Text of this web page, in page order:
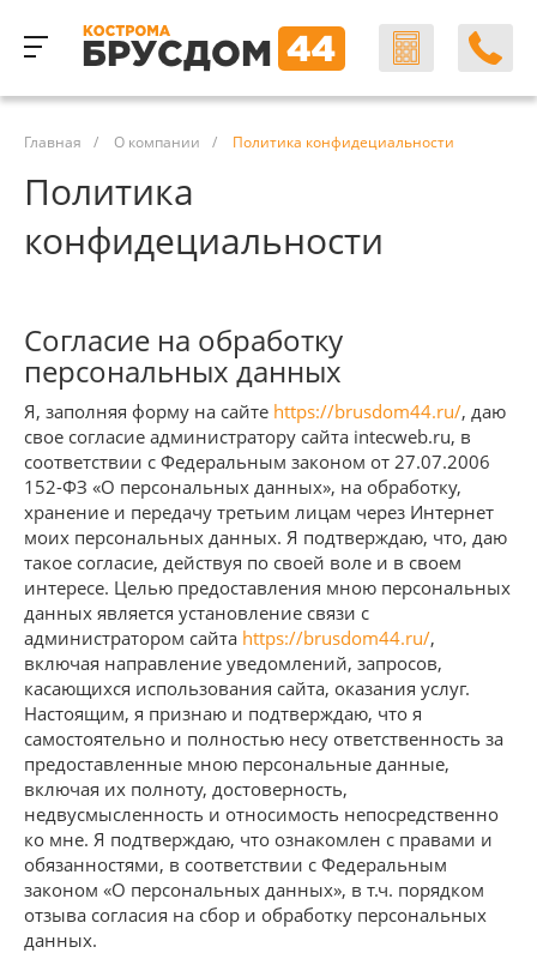
Главная / О компании / Политика конфидециальности
Политика
конфидециальности
Согласие на обработку
персональных данных
Я, заполняя форму на сайте https://brusdom44.ru/, даю
свое согласие администратору сайта intecweb.ru, в
соответствии с Федеральным законом от 27.07.2006
152-ФЗ «О персональных данных», на обработку,
хранение и передачу третьим лицам через Интернет
моих персональных данных. Я подтверждаю, что, даю
такое согласие, действуя по своей воле и в своем
интересе. Целью предоставления мною персональных
данных является установление связи с
администратором сайта https://brusdom44.ru/,
включая направление уведомлений, запросов,
касающихся использования сайта, оказания услуг.
Настоящим, я признаю и подтверждаю, что я
самостоятельно и полностью несу ответственность за
предоставленные мною персональные данные,
включая их полноту, достоверность,
недвусмысленность и относимость непосредственно
ко мне. Я подтверждаю, что ознакомлен с правами и
обязанностями, в соответствии с Федеральным
законом «О персональных данных», в т.ч. порядком
отзыва согласия на сбор и обработку персональных
данных.